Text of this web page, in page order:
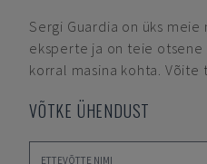
Sergi Guardia on üks meie
eksperte ja on teie otsene
korral masina kohta. Võite
VÕTKE ÜHENDUST